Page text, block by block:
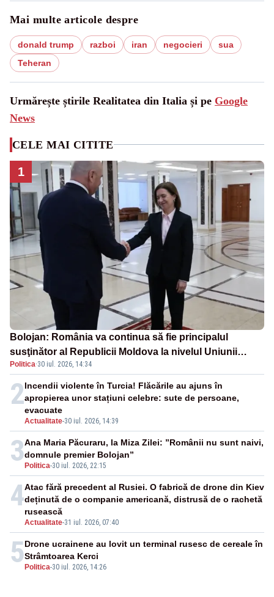
Mai multe articole despre
donald trump razboi iran negocieri
sua
Teheran
Urmărește știrile Realitatea din Italia și pe Google
News
CELE MAI CITITE
1
Bolojan: România va continua să fie principalul
susţinător al Republicii Moldova la nivelul Uniunii
Europene
Politica·30 iul. 2026, 14:34
2
Actualitate-30 iul. 2026, 14:39
Incendii violente în Turcia! Flăcările au ajuns în
apropierea unor stațiuni celebre: sute de persoane,
evacuate
3 Politica-30 iul. 2026, 22:15
Ana Maria Păcuraru, la Miza Zilei: ”Românii nu sunt naivi,
domnule premier Bolojan”
4
Actualitate-31 iul. 2026, 07:40
Atac fără precedent al Rusiei. O fabrică de drone din Kiev
deținută de o companie americană, distrusă de o rachetă
rusească
5 Politica-30 iul. 2026, 14:26
Drone ucrainene au lovit un terminal rusesc de cereale în
Strâmtoarea Kerci